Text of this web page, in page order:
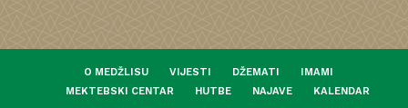
O MEDŽLISU VIJESTI DŽEMATI
IMAMI
MEKTEBSKI CENTAR
HUTBE NAJAVE KALENDAR